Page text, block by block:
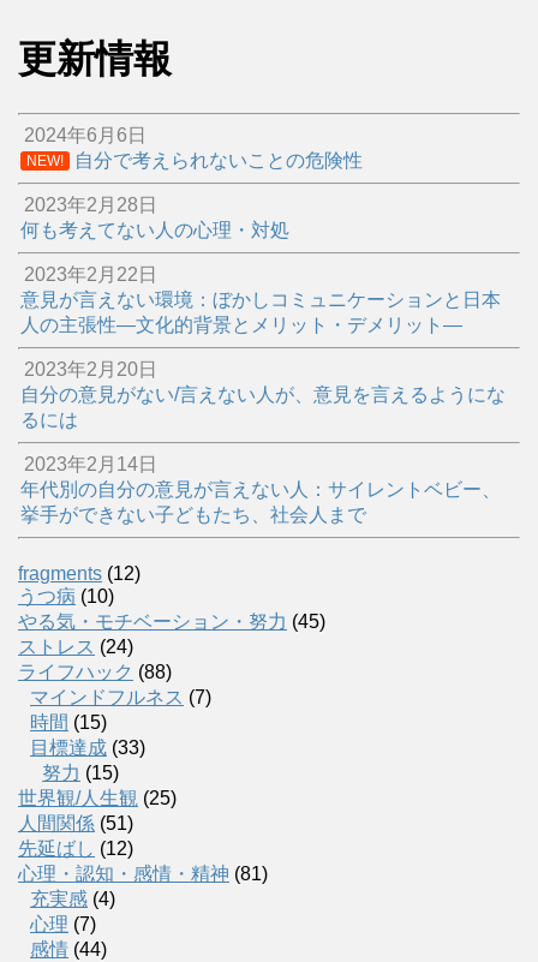
更新情報
2024年6月6日
NEW! 自分で考えられないことの危険性
2023年2月28日
何も考えてない人の心理・対処
2023年2月22日
意見が言えない環境：ぼかしコミュニケーションと日本
人の主張性―文化的背景とメリット・デメリット―
2023年2月20日
自分の意見がない/言えない人が、意見を言えるようにな
るには
2023年2月14日
年代別の自分の意見が言えない人：サイレントベビー、
挙手ができない子どもたち、社会人まで
fragments (12)
うつ病 (10)
やる気・モチベーション・努力 (45)
ストレス (24)
ライフハック (88)
マインドフルネス (7)
時間 (15)
目標達成 (33)
努力 (15)
世界観/人生観 (25)
人間関係 (51)
先延ばし (12)
心理・認知・感情・精神 (81)
充実感 (4)
心理 (7)
感情 (44)